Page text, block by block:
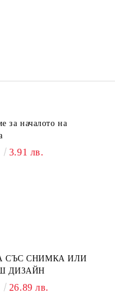
за началото на
3.91 лв.
СЪС СНИМКА ИЛИ
ДИЗАЙН
26.89 лв.